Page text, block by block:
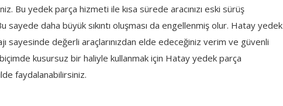
Bu yedek parça hizmeti ile kısa sürede aracınızı eski sürüş
sayede daha büyük sıkıntı oluşması da engellenmiş olur. Hatay yedek
sayesinde değerli araçlarınızdan elde edeceğiniz verim ve güvenli
biçimde kusursuz bir haliyle kullanmak için Hatay yedek parça
faydalanabilirsiniz.